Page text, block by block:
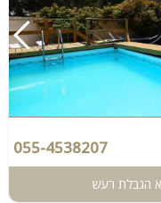
055-4538207
הגבלת רעש